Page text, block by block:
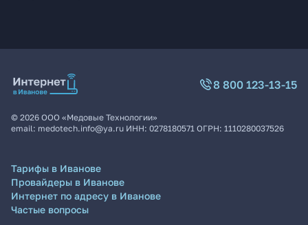
8 800 123-13-15
© 2026 ООО «Медовые Технологии»
email: medotech.info@ya.ru ИНН: 0278180571 ОГРН: 1110280037526
Тарифы в Иванове
Провайдеры в Иванове
Интернет по адресу в Иванове
Частые вопросы